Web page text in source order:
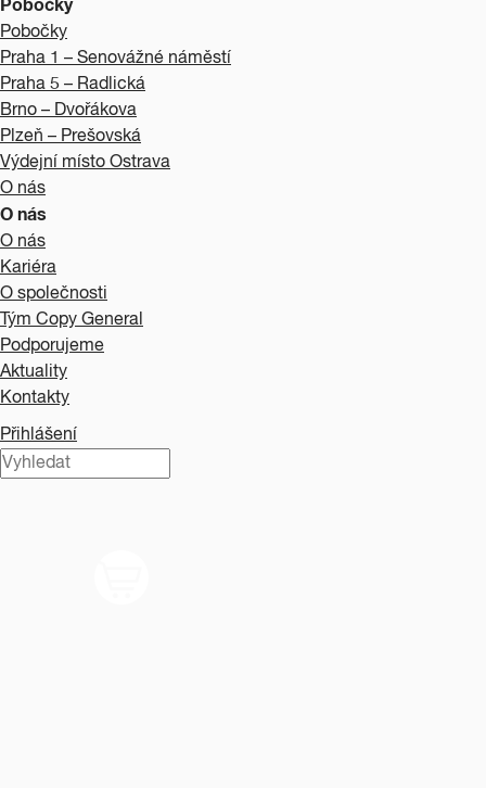
Pobočky
Pobočky
Praha 1 – Senovážné náměstí
Praha 5 – Radlická
Brno – Dvořákova
Plzeň – Prešovská
Výdejní místo Ostrava
O nás
O nás
O nás
Kariéra
O společnosti
Tým Copy General
Podporujeme
Aktuality
Kontakty
Přihlášení